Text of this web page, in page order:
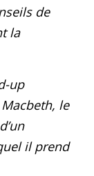
de
la
up
Macbeth, le
il prend